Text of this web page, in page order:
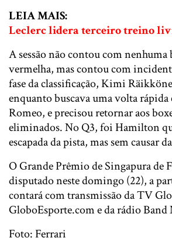
LEIA MAIS:
Leclerc lidera terceiro treino
A sessão não contou com nenhuma
vermelha, mas contou com
fase da classificação, Kimi
enquanto buscava uma volta rápida
Romeo, e precisou retornar aos
eliminados. No Q3, foi Hamilton
escapada da pista, mas sem causar
O Grande Prêmio de Singapura de
disputado neste domingo (22), a
contará com transmissão da TV
GloboEsporte.com e da rádio Band
Foto: Ferrari